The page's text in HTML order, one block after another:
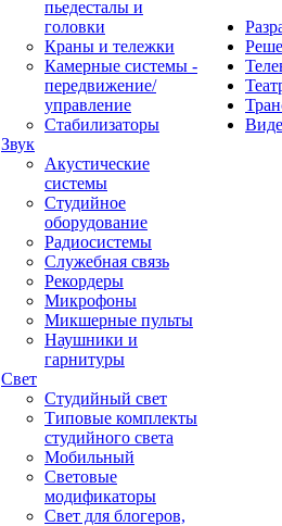
пьедесталы и
головки
Краны и тележки
Камерные системы -
передвижение/
управление
Стабилизаторы
Звук
Акустические
системы
Студийное
оборудование
Радиосистемы
Служебная связь
Рекордеры
Микрофоны
Микшерные пульты
Наушники и
гарнитуры
Свет
Студийный свет
Типовые комплекты
студийного света
Мобильный
Световые
модификаторы
Свет для блогеров,